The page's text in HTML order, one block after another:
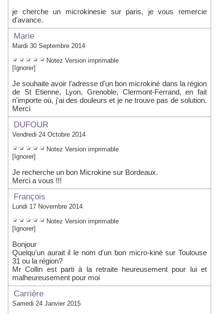
je cherche un microkinesie sur paris, je vous remercie
d'avance.
Marie
Mardi 30 Septembre 2014
Notez Version imprimable
[Ignorer]
Je souhaite avoir l'adresse d'un bon microkiné dans la région
de St Etienne, Lyon, Grenoble, Clermont-Ferrand, en fait
n'importe où, j'ai des douleurs et je ne trouve pas de solution.
Merci
DUFOUR
Vendredi 24 Octobre 2014
Notez Version imprimable
[Ignorer]
Je recherche un bon Microkine sur Bordeaux.
Merci a vous !!!
François
Lundi 17 Novembre 2014
Notez Version imprimable
[Ignorer]
Bonjour
Quelqu'un aurait il le nom d'un bon micro-kiné sur Toulouse
31 ou la région?
Mr Collin est parti à la retraite heureusement pour lui et
malheureusement pour moi
Carrière
Samedi 24 Janvier 2015